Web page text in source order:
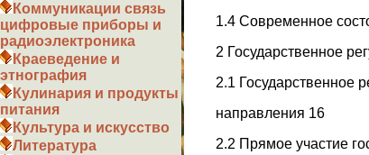
Коммуникации связь
цифровые приборы и
радиоэлектроника
Краеведение и
этнография
Кулинария и продукты
питания
Культура и искусство
Литература
1.4 Современное
2 Государственное
2.1 Государственное
направления 16
2.2 Прямое участие